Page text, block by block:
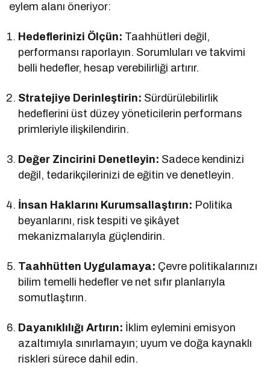
eylem alanı öneriyor:
Hedeflerinizi Ölçün: Taahhütleri değil,
performansı raporlayın. Sorumluları ve takvimi
belli hedefler, hesap verebilirliği artırır.
Stratejiye Derinleştirin: Sürdürülebilirlik
hedeflerini üst düzey yöneticilerin performans
primleriyle ilişkilendirin.
Değer Zincirini Denetleyin: Sadece kendinizi
değil, tedarikçilerinizi de eğitin ve denetleyin.
İnsan Haklarını Kurumsallaştırın: Politika
beyanlarını, risk tespiti ve şikâyet
mekanizmalarıyla güçlendirin.
Taahhütten Uygulamaya: Çevre politikalarınızı
bilim temelli hedefler ve net sıfır planlarıyla
somutlaştırın.
Dayanıklılığı Artırın: İklim eylemini emisyon
azaltımıyla sınırlamayın; uyum ve doğa kaynaklı
riskleri sürece dahil edin.